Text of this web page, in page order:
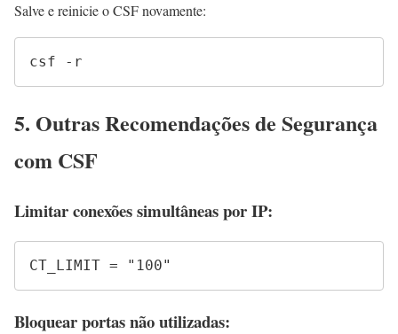
Salve e reinicie o CSF novamente:
csf -r
5. Outras Recomendações de Segurança
com CSF
Limitar conexões simultâneas por IP:
CT_LIMIT = "100"
Bloquear portas não utilizadas: